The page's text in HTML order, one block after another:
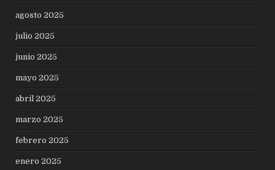
agosto 2025
julio 2025
junio 2025
mayo 2025
abril 2025
marzo 2025
febrero 2025
enero 2025